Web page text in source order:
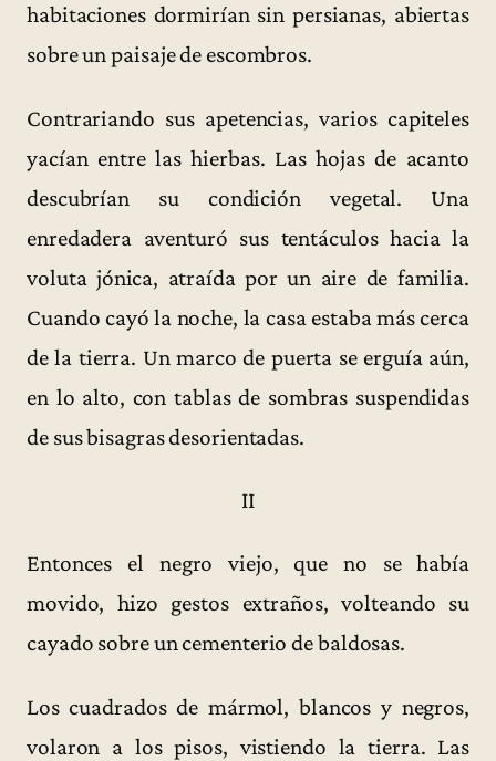
habitaciones dormirían sin persianas, abiertas
sobre un paisaje de escombros.
Contrariando sus apetencias, varios capiteles
yacían entre las hierbas. Las hojas de acanto
descubrían su condición vegetal. Una
enredadera aventuró sus tentáculos hacia la
voluta jónica, atraída por un aire de familia.
Cuando cayó la noche, la casa estaba más cerca
de la tierra. Un marco de puerta se erguía aún,
en lo alto, con tablas de sombras suspendidas
de sus bisagras desorientadas.
II
Entonces el negro viejo, que no se había
movido, hizo gestos extraños, volteando su
cayado sobre un cementerio de baldosas.
Los cuadrados de mármol, blancos y negros,
volaron a los pisos, vistiendo la tierra. Las